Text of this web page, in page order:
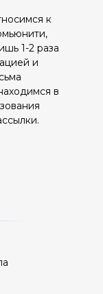
к
1-2 раза
и
в